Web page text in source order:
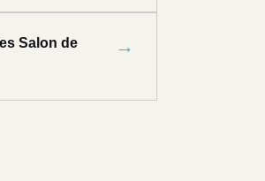
Salon de
→